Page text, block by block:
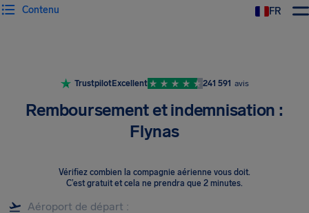
FR
Contenu
TrustpilotExcellent 241 591 avis
Remboursement et indemnisation :
Flynas
Vérifiez combien la compagnie aérienne vous doit.
C’est gratuit et cela ne prendra que 2 minutes.